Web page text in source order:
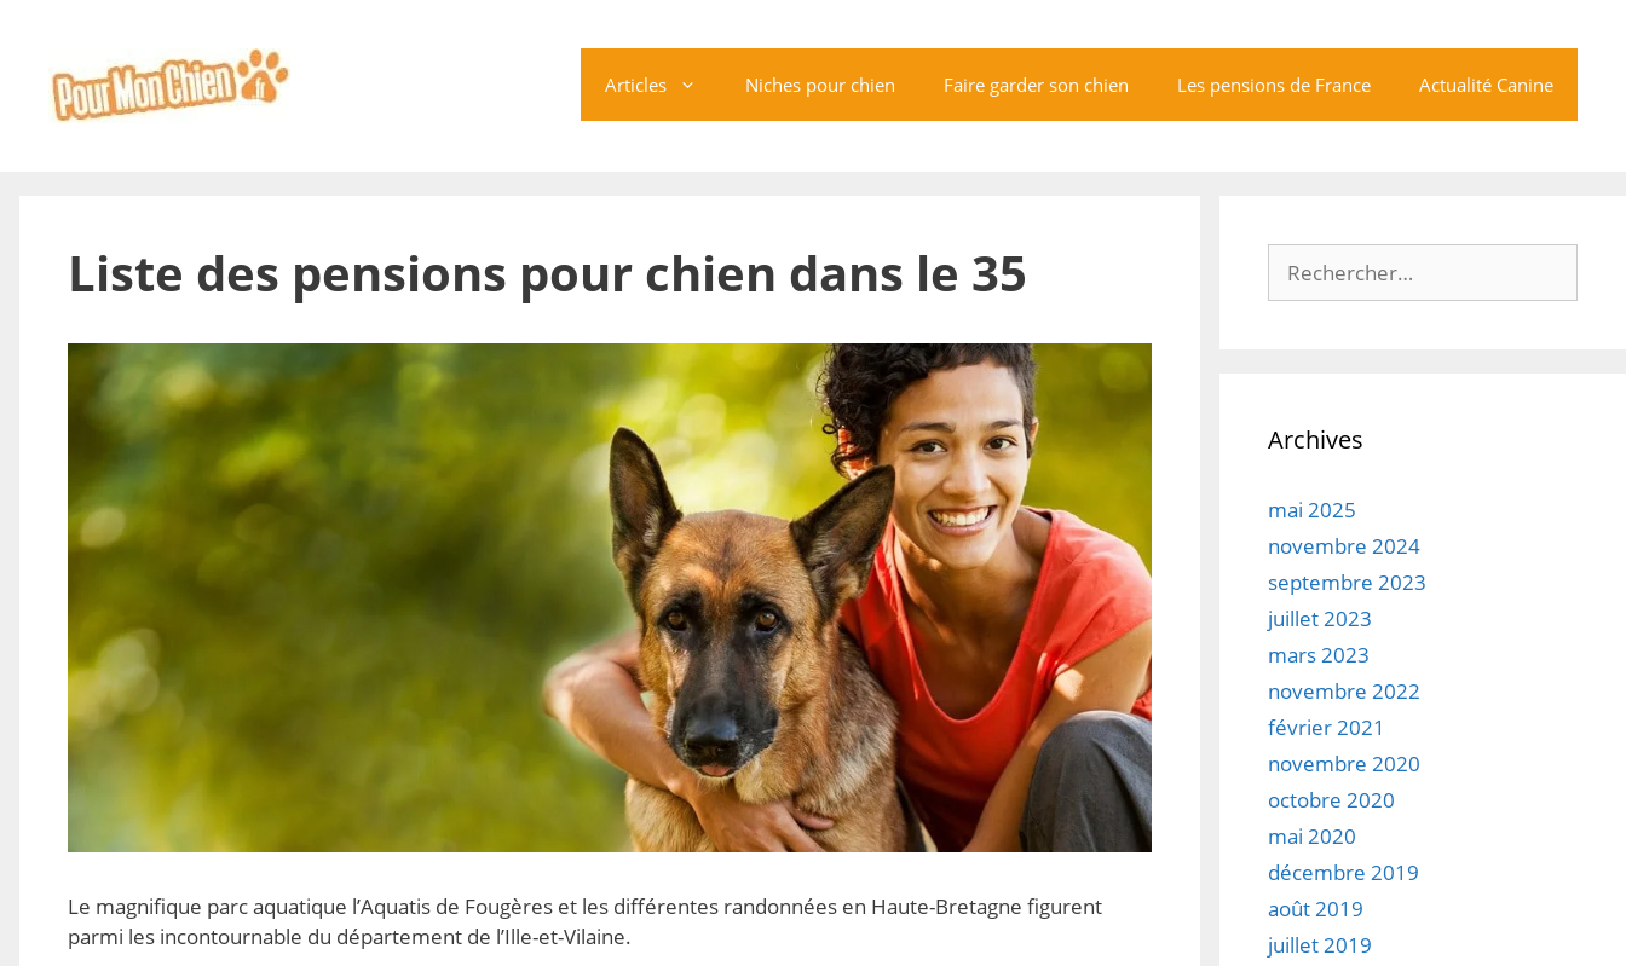
contenu
Articles Niches pour chien Faire garder son chien Les pensions de France Actualité Canine
Liste des pensions pour chien dans le 35
Le magnifique parc aquatique l’Aquatis de Fougères et les différentes randonnées en Haute-Bretagne figurent
parmi les incontournable du département de l’Ille-et-Vilaine.
Rechercher :
Archives
mai 2025
novembre 2024
septembre 2023
juillet 2023
mars 2023
novembre 2022
février 2021
novembre 2020
octobre 2020
mai 2020
décembre 2019
août 2019
juillet 2019